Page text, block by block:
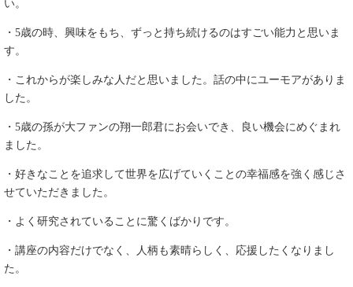
い。
・5歳の時、興味をもち、ずっと持ち続けるのはすごい能力と思いま
す。
・これからが楽しみな人だと思いました。話の中にユーモアがありま
した。
・5歳の孫が大ファンの翔一郎君にお会いでき、良い機会にめぐまれ
ました。
・好きなことを追求して世界を広げていくことの幸福感を強く感じさ
せていただきました。
・よく研究されていることに驚くばかりです。
・講座の内容だけでなく、人柄も素晴らしく、応援したくなりまし
た。